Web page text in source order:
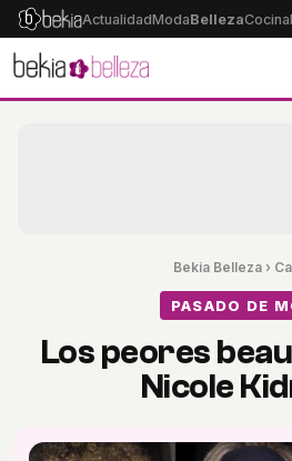
ActualidadModaBellezaCocina
Bekia Belleza›
PASADO DE
Los peores
Nicole